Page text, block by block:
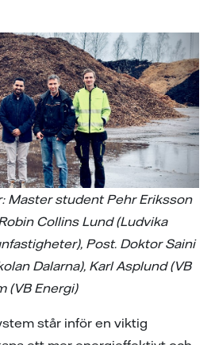
Master student Pehr Eriksson
Collins Lund (Ludvika
Post. Doktor Saini
Dalarna), Karl Asplund (VB
(VB Energi)
står inför en viktig